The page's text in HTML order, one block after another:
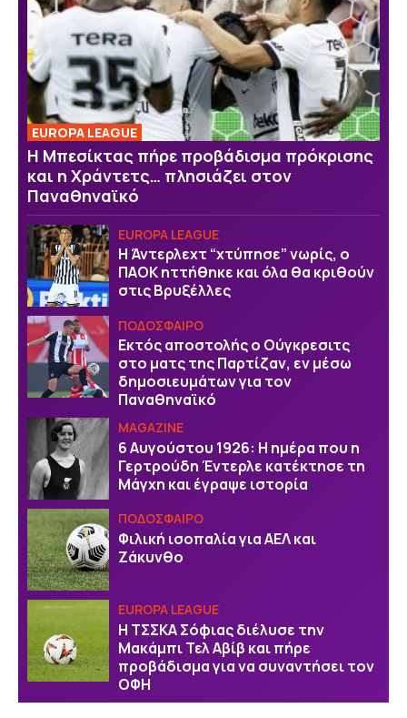
EUROPA LEAGUE
Η Μπεσίκτας πήρε προβάδισμα πρόκρισης
και η Χράντετς… πλησιάζει στον
Παναθηναϊκό
EUROPA LEAGUE
Η Άντερλεχτ “χτύπησε” νωρίς, ο
ΠΑΟΚ ηττήθηκε και όλα θα κριθούν
στις Βρυξέλλες
ΠΟΔΟΣΦΑΙΡΟ
Εκτός αποστολής ο Ούγκρεσιτς
στο ματς της Παρτίζαν, εν μέσω
δημοσιευμάτων για τον
Παναθηναϊκό
MAGAZINE
6 Αυγούστου 1926: Η ημέρα που η
Γερτρούδη Έντερλε κατέκτησε τη
Μάγχη και έγραψε ιστορία
ΠΟΔΟΣΦΑΙΡΟ
Φιλική ισοπαλία για ΑΕΛ και
Ζάκυνθο
EUROPA LEAGUE
Η ΤΣΣΚΑ Σόφιας διέλυσε την
Μακάμπι Τελ Αβίβ και πήρε
προβάδισμα για να συναντήσει τον
ΟΦΗ